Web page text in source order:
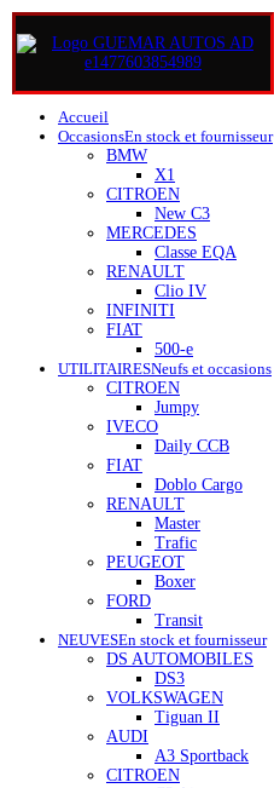
Accueil
OccasionsEn stock et fournisseur
BMW
X1
CITROEN
New C3
MERCEDES
Classe EQA
RENAULT
Clio IV
INFINITI
FIAT
500-e
UTILITAIRESNeufs et occasions
CITROEN
Jumpy
IVECO
Daily CCB
FIAT
Doblo Cargo
RENAULT
Master
Trafic
PEUGEOT
Boxer
FORD
Transit
NEUVESEn stock et fournisseur
DS AUTOMOBILES
DS3
VOLKSWAGEN
Tiguan II
AUDI
A3 Sportback
CITROEN